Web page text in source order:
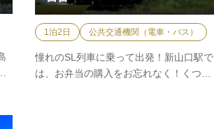
憧れのSL列車に乗って出発！新山口駅で
は、お弁当の購入をお忘れなく！くつろ
1泊2日 公共交通機関（電車・バス）